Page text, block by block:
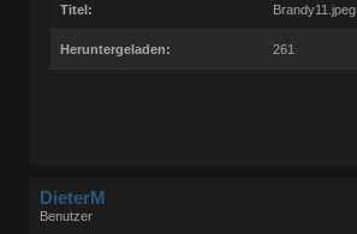
Titel: Brandy11.jpeg
Heruntergeladen: 261
DieterM
Benutzer